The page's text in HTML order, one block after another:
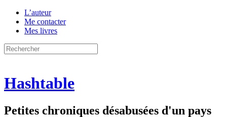
L’auteur
Me contacter
Mes livres
Hashtable
Petites chroniques désabusées d'un pays